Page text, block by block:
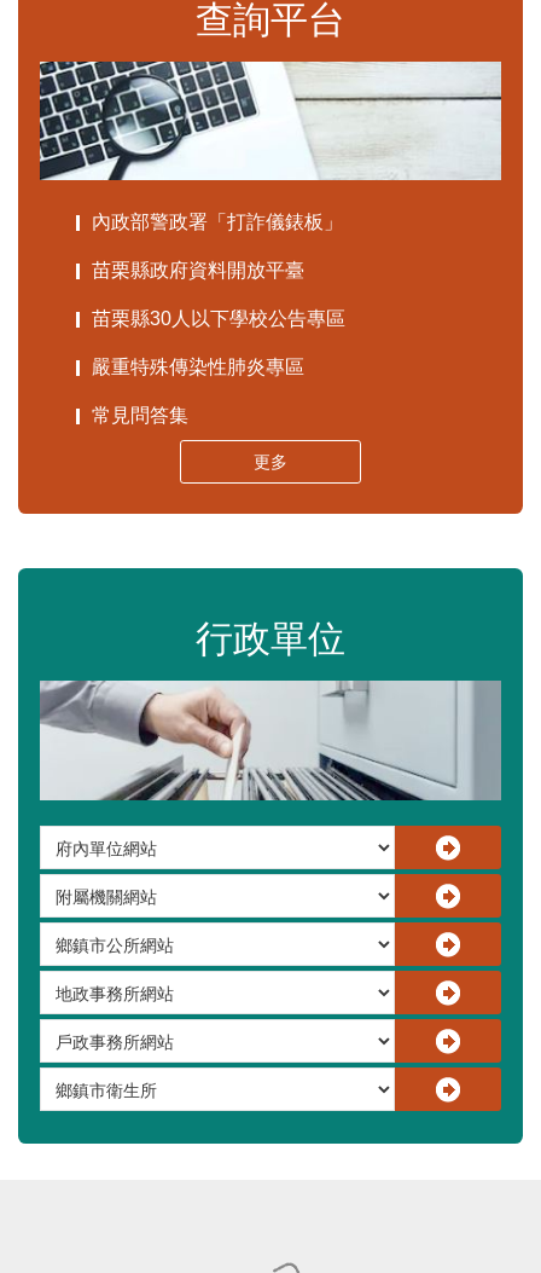
查詢平台
內政部警政署「打詐儀錶板」
苗栗縣政府資料開放平臺
苗栗縣30人以下學校公告專區
嚴重特殊傳染性肺炎專區
常見問答集
更多
行政單位